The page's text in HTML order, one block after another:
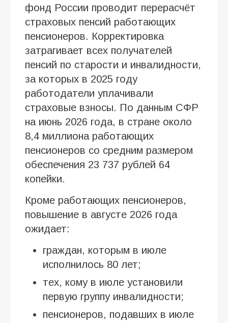
фонд России проводит перерасчёт
страховых пенсий работающих
пенсионеров. Корректировка
затрагивает всех получателей
пенсий по старости и инвалидности,
за которых в 2025 году
работодатели уплачивали
страховые взносы. По данным СФР
на июнь 2026 года, в стране около
8,4 миллиона работающих
пенсионеров со средним размером
обеспечения 23 737 рублей 64
копейки.
Кроме работающих пенсионеров,
повышение в августе 2026 года
ожидает:
граждан, которым в июле
исполнилось 80 лет;
тех, кому в июле установили
первую группу инвалидности;
пенсионеров, подавших в июле